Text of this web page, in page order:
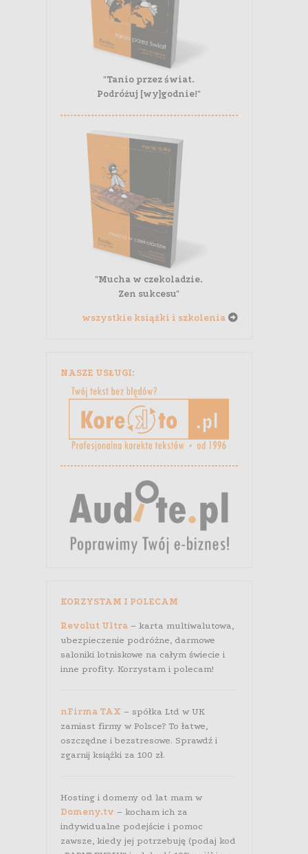
"Tanio przez świat.
Podróżuj [wy]godnie!"
"Mucha w czekoladzie.
Zen sukcesu"
wszystkie książki i szkolenia
NASZE USŁUGI:
KORZYSTAM I POLECAM
Revolut Ultra– karta multiwalutowa,
ubezpieczenie podróżne, darmowe
saloniki lotniskowe na całym świecie i
inne profity. Korzystam i polecam!
nFirma TAX – spółka Ltd w UK
zamiast firmy w Polsce? To łatwe,
oszczędne i bezstresowe. Sprawdź i
zgarnij książki za 100 zł.
Hosting i domeny od lat mam w
Domeny.tv – kocham ich za
indywidualne podejście i pomoc
zawsze, kiedy jej potrzebuję (podaj kod